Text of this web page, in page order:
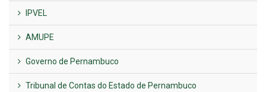
IPVEL
AMUPE
Governo de Pernambuco
Tribunal de Contas do Estado de Pernambuco